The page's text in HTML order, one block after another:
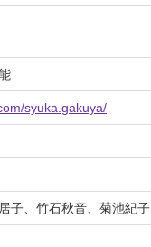
syuka.gakuya/
子、竹石秋音、菊池紀子